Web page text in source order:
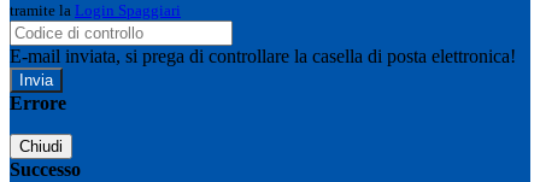
tramite la Login Spaggiari
E-mail inviata, si prega di controllare la casella di posta elettronica!
Errore
Chiudi
Successo